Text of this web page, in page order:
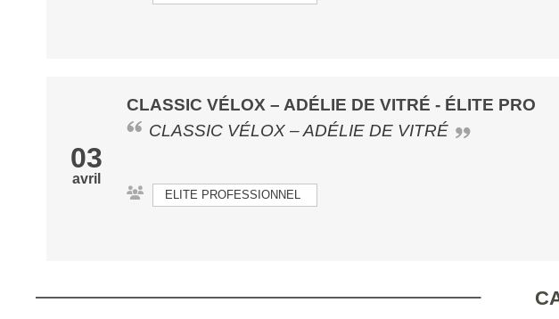
03
avril
CLASSIC VÉLOX – ADÉLIE DE VITRÉ - ÉLITE PRO
CLASSIC VÉLOX – ADÉLIE DE VITRÉ
ELITE PROFESSIONNEL